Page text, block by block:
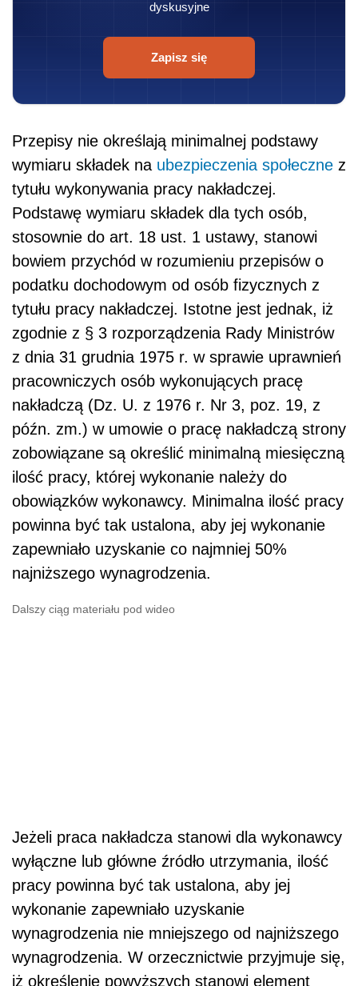
dyskusyjne
Zapisz się
Przepisy nie określają minimalnej podstawy
wymiaru składek na ubezpieczenia społeczne z
tytułu wykonywania pracy nakładczej.
Podstawę wymiaru składek dla tych osób,
stosownie do art. 18 ust. 1 ustawy, stanowi
bowiem przychód w rozumieniu przepisów o
podatku dochodowym od osób fizycznych z
tytułu pracy nakładczej. Istotne jest jednak, iż
zgodnie z § 3 rozporządzenia Rady Ministrów
z dnia 31 grudnia 1975 r. w sprawie uprawnień
pracowniczych osób wykonujących pracę
nakładczą (Dz. U. z 1976 r. Nr 3, poz. 19, z
późn. zm.) w umowie o pracę nakładczą strony
zobowiązane są określić minimalną miesięczną
ilość pracy, której wykonanie należy do
obowiązków wykonawcy. Minimalna ilość pracy
powinna być tak ustalona, aby jej wykonanie
zapewniało uzyskanie co najmniej 50%
najniższego wynagrodzenia.
Dalszy ciąg materiału pod wideo
Jeżeli praca nakładcza stanowi dla wykonawcy
wyłączne lub główne źródło utrzymania, ilość
pracy powinna być tak ustalona, aby jej
wykonanie zapewniało uzyskanie
wynagrodzenia nie mniejszego od najniższego
wynagrodzenia. W orzecznictwie przyjmuje się,
iż określenie powyższych stanowi element